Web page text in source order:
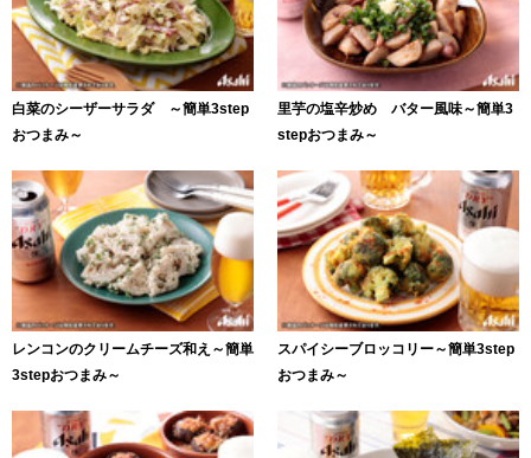
白菜のシーザーサラダ ～簡単3step
おつまみ～
里芋の塩辛炒め バター風味～簡単3
stepおつまみ～
レンコンのクリームチーズ和え～簡単
3stepおつまみ～
スパイシーブロッコリー～簡単3step
おつまみ～